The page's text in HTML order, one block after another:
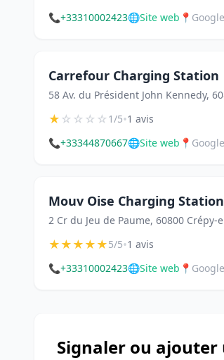
📞+33310002423🌐Site web 📍
Carrefour Charging Station
58 Av. du Président John Kennedy,
★☆☆☆☆1/5•1 avis
📞+33344870667🌐Site web 📍
Mouv Oise Charging Station
2 Cr du Jeu de Paume, 60800 Crépy-
★★★★★5/5•1 avis
📞+33310002423🌐Site web 📍
Signaler ou ajouter